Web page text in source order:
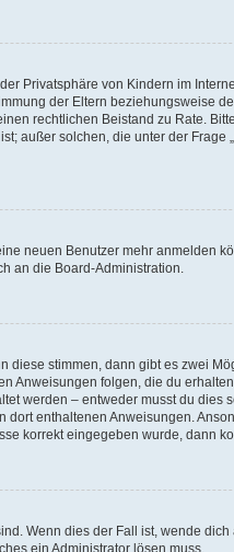
Privatsphäre von Kindern im
der Eltern beziehungsweise
rechtlichen Beistand zu Rate.
außer solchen, die unter der
neuen Benutzer mehr anmelden
an die Board-Administration.
diese stimmen, dann gibt es zwei
folgen, die du
werden – entweder musst du dies
enthaltenen Anweisungen.
korrekt eingegeben wurde, dann
Wenn dies der Fall ist, wende
ein Administrator lösen muss.